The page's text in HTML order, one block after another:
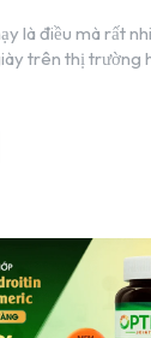
là điều mà rất
trên thị trường